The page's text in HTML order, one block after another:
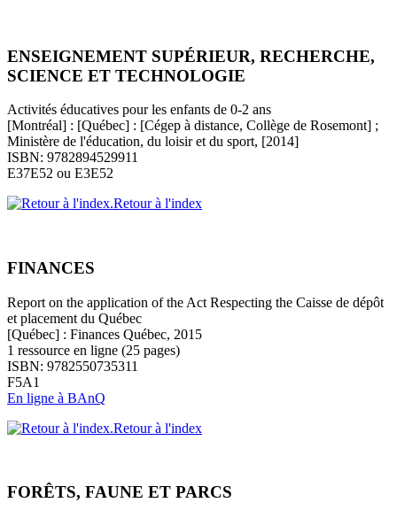
ENSEIGNEMENT SUPÉRIEUR, RECHERCHE,
SCIENCE ET TECHNOLOGIE
Activités éducatives pour les enfants de 0-2 ans
[Montréal] : [Québec] : [Cégep à distance, Collège de Rosemont] ;
Ministère de l'éducation, du loisir et du sport, [2014]
ISBN: 9782894529911
E37E52 ou E3E52
Retour à l'index
FINANCES
Report on the application of the Act Respecting the Caisse de dépôt
et placement du Québec
[Québec] : Finances Québec, 2015
1 ressource en ligne (25 pages)
ISBN: 9782550735311
F5A1
En ligne à BAnQ
Retour à l'index
FORÊTS, FAUNE ET PARCS